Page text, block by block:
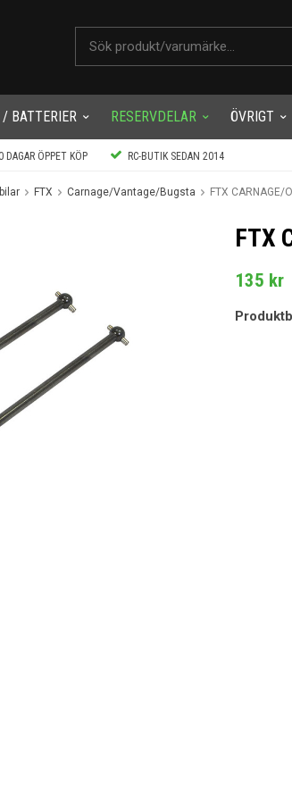
BATTERIER RESERVDELAR ÖVRIGT
DAGAR ÖPPET KÖP RC-BUTIK SEDAN 2014
FTX Carnage/Vantage/Bugsta FTX CARNAGE/
FTX
135 kr